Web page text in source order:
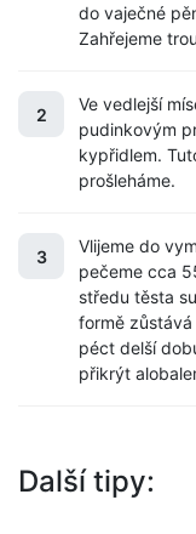
do vaječné
Zahřejeme
2
Ve vedlejší
pudinkovým
kypřidlem.
prošleháme.
3
Vlijeme do
pečeme cca
středu těsta
formě
péct delší
přikrýt
Další tipy: